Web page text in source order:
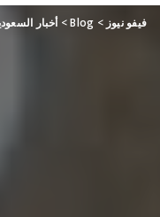
فيفو نيوز >
Blog
> أخبار